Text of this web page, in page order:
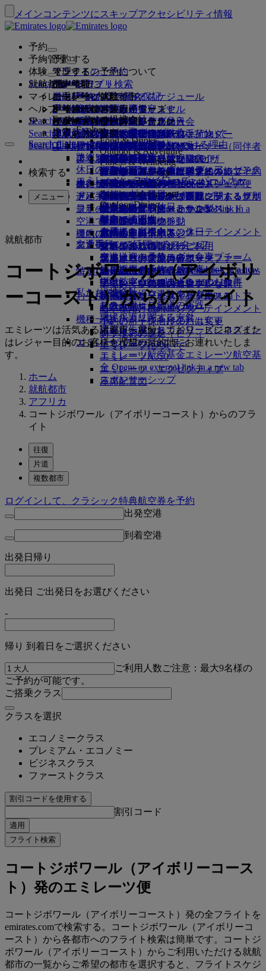
メインコンテンツにスキップアクセシビリティ情報
予約
予約する
フライトのご予約
フライト検索
フライト・スケジュール
お得な運賃
スペシャルオファー
ベストプライス・ファインダー
ご旅行の計画
ホテルの予約
ツアーとアクティビティ
旅行サービス
ミート＆グリートの手配ミート＆グリ
ートの手配 Opens an external link in a
new tab
ドバイ・コネクト
交通手段
空港送迎の予約
レンタカー予約
提携航空会社
空港駐車場空港駐車場 Opens an
external link in a new tab
オンライン予約について
Emiratesアプリ
ベストプライス保証
事前座席指定
Emiratesアプリ
Search flight
予約管理
管理する
予約管理
予約内容の照会
ご予約のキャンセル
予約の変更
座席の事前指定
アップグレード
送迎サービスの管理
アクセシブルな旅行の予約
オンライン・チェックイン
チェックイン・オプション
フライト状況
ご出発前に
ご出発前に
旅行情報
機内持込み禁止品目
規約および注意事項
旅行中の健康アドバイス
医療情報フォーム（MEDIF）
お食事に関する情報
UAEへの持込み禁止品目
ドバイ国際空港
エミレーツ・ターミナル3
ターミナル間の移動
空港送迎の予約
シャトルバス・サービス
お手荷物
手荷物情報
手荷物情報
受託手荷物（預入れ手荷物）
機内持ち込み手荷物
追加手荷物許容量を購入
追加の受託手荷物許容量について
ドバイでの手荷物サービス
遅延手荷物または破損手荷物
ビザおよびパスポート
ビザの要件をご確認ください
ビザとパスポート情報
米国渡航認証
アラブ首長国連邦（UAE）のビザ
Search flight
体験
機内体験
機内サービスについて
客室の特徴
ファーストクラス
ビジネスクラス
プレミアム・エコノミー
エコノミークラス
快適な機内
機内エンターテインメント
iceの最新コンテンツ
ice TV Live
機内Wi-Fi
お子様向け機内エンターテインメント
お食事
ファーストクラスのお食事
ビジネスクラスのお食事
プレミアム・エコノミーのお食事
エコノミークラスのお食事
お飲み物
機種一覧
ボーイング777
エミレーツA380
エミレーツA350
エミレーツ・エグゼクティブ
座席配置図
エミレーツ体験
ご旅行はここから始まります
エミレーツ体験
送迎サービス
エミレーツのサービス
季節の行事
非接触（コンタクトレス）の旅
エミレーツのラウンジ
ファーストクラス・ラウンジ
ビジネスクラス・ラウンジ
世界各地のラウンジ
パートナーラウンジ
有料でのラウンジのご利用
マルハバ・ラウンジ
エミレーツでショッピング
エミレーツ免税品コレクション
エミレーツ・オフィシャル・ストア
家族連れのご旅行
ご家族でのご旅行
家族旅行のプランを練る
アナカンパニード・マイナー（同伴者
のないお子様）
妊娠中
手荷物許容量
子供および幼児向け運賃に関する規則
チャイルドシートとかご型ベッド
空港で
機内にて
お子様連れのご旅行
幼児連れのご旅行
幼児の手荷物許容量
子供および幼児のお食事
お子様の楽しみ
お子様向け機内エンターテインメント
小さいお子様向けのおもちゃ
お子様のアクティビティ
Fly Better
ワンランク上を、飛びつづける。
ワンランク上を、飛びつづける理由
エミレーツについて
エミレーツについて
エミレーツ・ストーリー
メディア・センターメディア・センタ
ー Opens an external link in a new tab
グループ企業
安全
財務の透明性
責任あるビジネス
エミレーツで活躍するスタッフ
エミレーツのリーダーシップチーム
採用採用 Opens an external link in a new
tab
私たちの地球
サステナビリティの実践
環境保護に関する方針
環境報告書
エミレーツのコミュニティ
エミレーツ航空基金エミレーツ航空基
金 Opens an external link in a new tab
スポンサーシップ
Search flight
就航都市
エミレーツ就航都市
目的地
就航都市
アジア太平洋
北・中央・南アメリカ
アフリカ
ヨーロッパ
中東
ディスカバー・ドバイ
最新の目的地
ヘルシンキ
杭州
ダナン
深圳
シェムリアップ
Explore Dubai
Explore Dubai
Explore
Food & Drinks
Outdoor & Adventure
Fitness & Wellbeing
Culture & Heritage
Beach & Marine
Family entertainment
Outdoor Dining
エミレーツの提携会社
上空と地上のパートナー
エミレーツの提携会社
カンタス航空
flydubai
エミレーツ・スカイワーズ・パートナー
検索
エミレーツの目的地を見る
路線マップ
休日のアイデア
ビーチの目的地
自然の中の休日
歴史と文化の休日
都市での滞在
食通のお客様向けの休日
Search flight
マイレージ
エミレーツ・スカイワーズ
エミレーツ・スカイワーズに入会
エミレーツ・スカイワーズについて
会員ティア
フライドバイ
キャッシュ+マイル
デジタル会員カード
マイ・ファミリー・プログラム
マイルのご利用
マイルの申請
マイルを購入する
マイルのご獲得
スカイワーズ・スカイサーファー
Skywards ExclusivesSkywards Exclusives
Opens an external link in a new tab
提携会社
スカイワーズ鉄道
マイルカリキュレータ
エミレーツ・スカイワーズにログイン
スカイワーズ+
ビジネスリワーズ
ビジネスリワーズに登録
ビジネスリワーズについて
ビジネスリワーズに登録
ビジネスリワーズにログイン
特典
プログラム内容
よくある質問
Search flight
ヘルプ
サポートおよびお問い合わせ
サポートおよびお問い合わせ
サポートおよびお問い合わせ
変更またはキャンセル
ビザとパスポートに関するヘルプ
フィードバックとクレーム
手荷物の紛失または盗難に関するサポ
ート
ドバイ・コネクト
運航の変更
最近の渡航情報
フライトの状況の確認
特別なお手伝い
エミレーツのアクセシブルな旅行
特別支援サービスとリクエスト
よくあるご質問
よくある質問
よくある質問
お近くのエミレーツオフィスでご予約
当社ネットワークとコードシェア便
その他のエミレーツ商品
特別支援サービスとリクエスト
手荷物と遺失物
旅行の準備
空港で
エミレーツ・スカイワーズ
エミレーツ・ビジネスリワーズ
エミレーツの機内体験
ツールとリソース
モバイルとEmiratesアプリ
予約のキャンセルまたは変更
フライトの遅延
エミレーツについて
Search flight
JP
検索する
メニュー
就航都市
コートジボワール（アイボリ
ーコースト）からのフライト
エミレーツは活気ある諸都市へ就航しており、ビジネスまた
はレジャー目的のお客様を理想の目的地にお連れいたしま
す。
ホーム
就航都市
アフリカ
コートジボワール（アイボリーコースト）からのフラ
イト
往復
片道
複数都市
ログインして、クラシック特典航空券を予約
出発空港
到着空港
出発日 帰り
出発日 ご出発日をお選びください
-
帰り 到着日をご選択ください
ご利用人数ご注意：最大9名様の
ご予約が可能です。
ご搭乗クラス
クラスを選択
エコノミークラス
プレミアム・エコノミー
ビジネスクラス
ファーストクラス
割引コードを使用する
割引コード
適用
フライト検索
コートジボワール（アイボリーコース
ト）発のエミレーツ便
コートジボワール（アイボリーコースト）発の全フライトを
emirates.comで検索する。コートジボワール（アイボリーコ
ースト）から各都市へのフライト検索は簡単です。コートジ
ボワール（アイボリーコースト）からご利用いただける就航
都市の一覧からご希望の都市を選択すると、フライトスケジ